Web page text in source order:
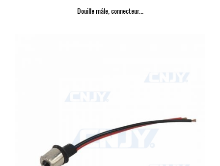
Douille mâle, connecteur...